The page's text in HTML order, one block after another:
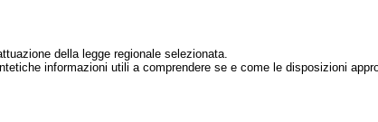
della legge regionale selezionata.
informazioni utili a comprendere se e come le disposizioni